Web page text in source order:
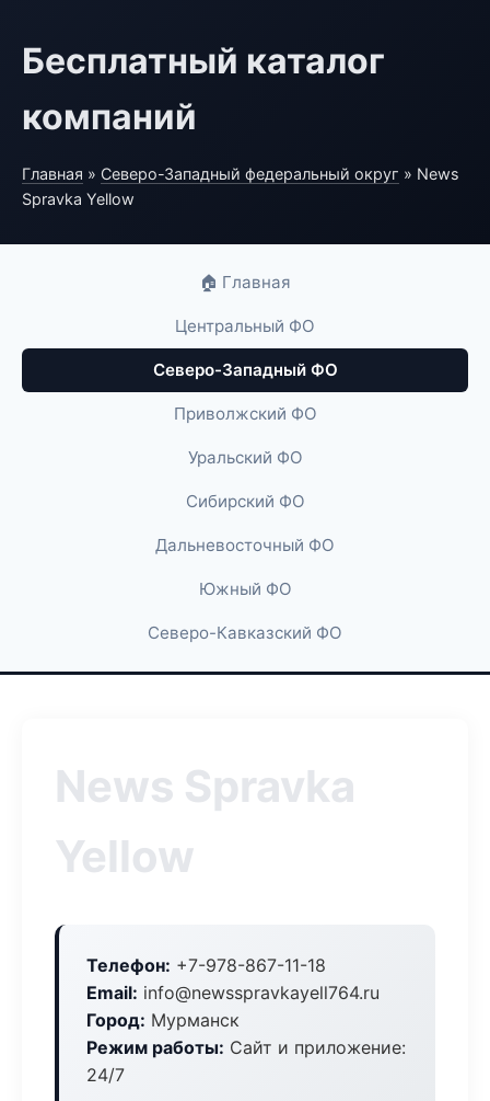
Бесплатный каталог
компаний
Главная » Северо-Западный федеральный округ » News
Spravka Yellow
🏠 Главная
Центральный ФО
Северо-Западный ФО
Приволжский ФО
Уральский ФО
Сибирский ФО
Дальневосточный ФО
Южный ФО
Северо-Кавказский ФО
News Spravka
Yellow
Телефон: +7-978-867-11-18
Email: info@newsspravkayell764.ru
Город: Мурманск
Режим работы: Сайт и приложение:
24/7